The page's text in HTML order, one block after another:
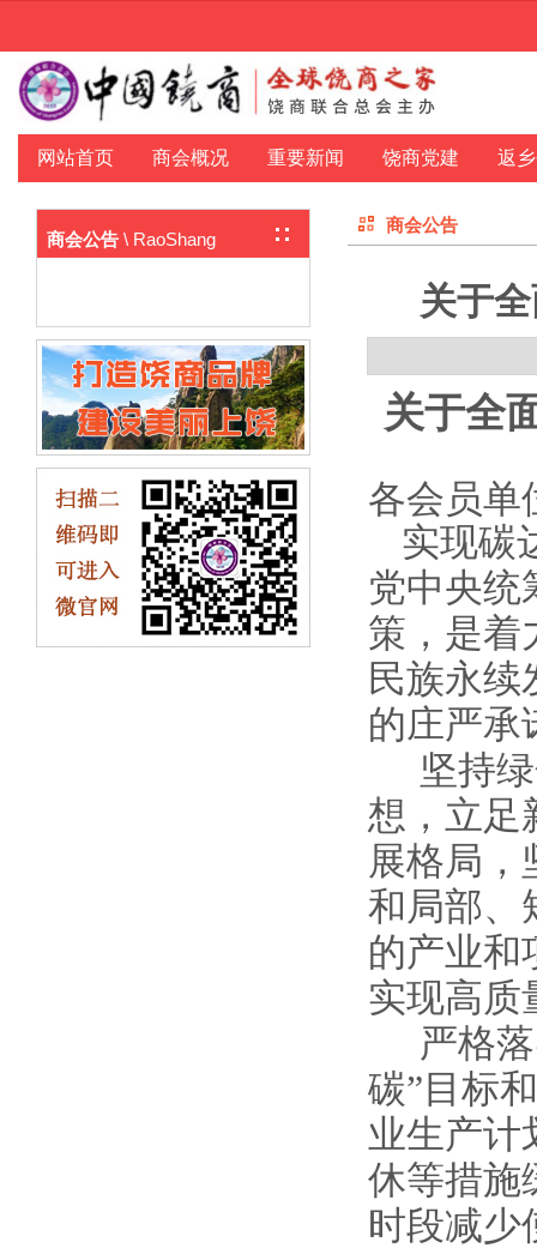
网站首页 商会概况 重要新闻 饶商党建 返
商会公告 \ RaoShang
商会公告
关于
关于全
各会员单
实现碳
党中央统
策，是着
民族永
的庄严承
坚持
想，立足
展格局，
和局部、
的产业和
实现高质
严格
碳”目标
业生产计
休等措施
时段减少